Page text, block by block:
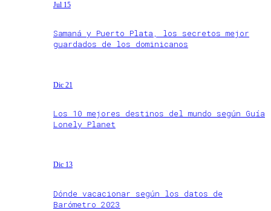
Jul 15
Samaná y Puerto Plata, los secretos mejor
guardados de los dominicanos
Dic 21
Los 10 mejores destinos del mundo según Guía
Lonely Planet
Dic 13
Dónde vacacionar según los datos de
Barómetro 2023